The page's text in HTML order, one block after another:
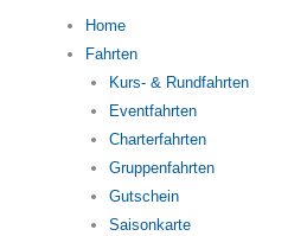
Home
Fahrten
Kurs- & Rundfahrten
Eventfahrten
Charterfahrten
Gruppenfahrten
Gutschein
Saisonkarte